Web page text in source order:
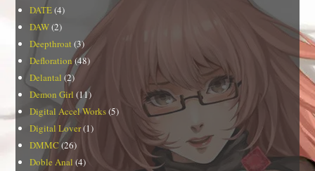
DATE(4)
DAW(2)
Deepthroat (3)
Defloration(48)
Delantal (2)
Demon Girl (11)
Digital Accel Works(5)
Digital Lover(1)
DMMC(26)
Doble Anal (4)